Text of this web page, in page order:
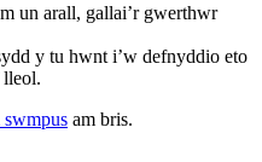
un arall, gallai’r gwerthwr
y tu hwnt i’w defnyddio eto
swmpus am bris.